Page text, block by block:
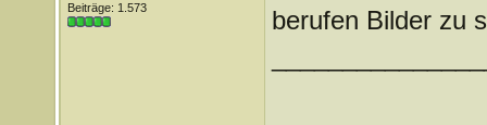
Beiträge: 1.573
berufen Bilder zu